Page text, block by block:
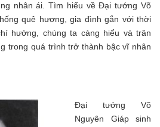
nhân ái. Tìm hiểu về Đại tướng Võ
quê hương, gia đình gắn với thời
hướng, chúng ta càng hiểu và trân
trong quá trình trở thành bậc vĩ nhân
Đại tướng Võ
Nguyên Giáp sinh